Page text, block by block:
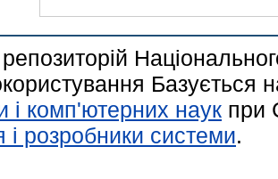
Базується
і комп'ютерних наук при
і розробники системи.